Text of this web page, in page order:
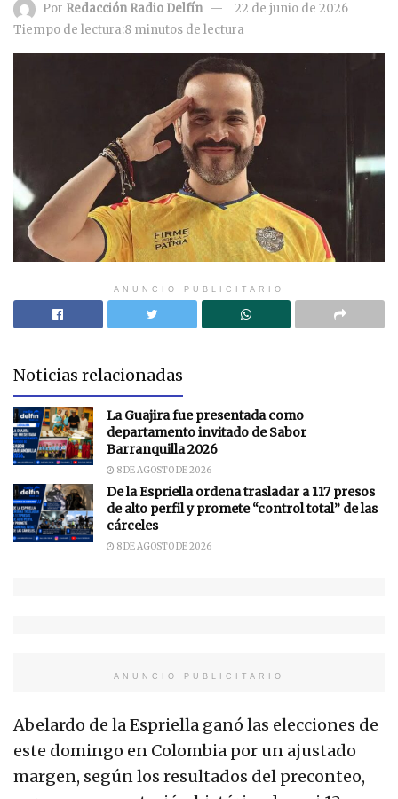
Por Redacción Radio Delfín
22 de junio de 2026
Tiempo de lectura:8 minutos de lectura
ANUNCIO PUBLICITARIO
Noticias relacionadas
La Guajira fue presentada como
departamento invitado de Sabor
Barranquilla 2026
8 DE AGOSTO DE 2026
De la Espriella ordena trasladar a 117 presos
de alto perfil y promete “control total” de las
cárceles
8 DE AGOSTO DE 2026
ANUNCIO PUBLICITARIO
Abelardo de la Espriella ganó las elecciones de
este domingo en Colombia por un ajustado
margen, según los resultados del preconteo,